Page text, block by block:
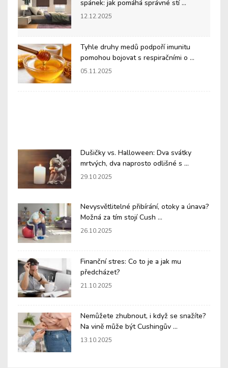
spánek: jak pomáhá správné stí ...
12.12.2025
Tyhle druhy medů podpoří imunitu
pomohou bojovat s respiračními o ...
05.11.2025
Dušičky vs. Halloween: Dva svátky
mrtvých, dva naprosto odlišné s ...
29.10.2025
Nevysvětlitelné přibírání, otoky a únava?
Možná za tím stojí Cush ...
26.10.2025
Finanční stres: Co to je a jak mu
předcházet?
21.10.2025
Nemůžete zhubnout, i když se snažíte?
Na vině může být Cushingův ...
13.10.2025